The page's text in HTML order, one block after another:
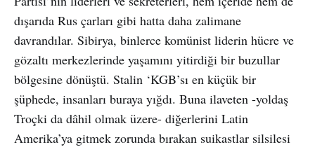
dışarıda Rus çarları gibi hatta daha zalimane
davrandılar. Sibirya, binlerce komünist liderin hücre ve
gözaltı merkezlerinde yaşamını yitirdiği bir buzullar
bölgesine dönüştü. Stalin ‘KGB’sı en küçük bir
şüphede, insanları buraya yığdı. Buna ilaveten -yoldaş
Troçki da dâhil olmak üzere- diğerlerini Latin
Amerika’ya gitmek zorunda bırakan suikastlar silsilesi